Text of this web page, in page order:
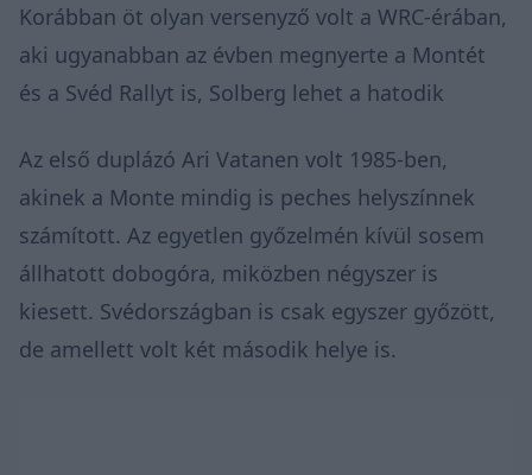
Korábban öt olyan versenyző volt a WRC-érában,
aki ugyanabban az évben megnyerte a Montét
és a Svéd Rallyt is, Solberg lehet a hatodik
Az első duplázó Ari Vatanen volt 1985-ben,
akinek a Monte mindig is peches helyszínnek
számított. Az egyetlen győzelmén kívül sosem
állhatott dobogóra, miközben négyszer is
kiesett. Svédországban is csak egyszer győzött,
de amellett volt két második helye is.